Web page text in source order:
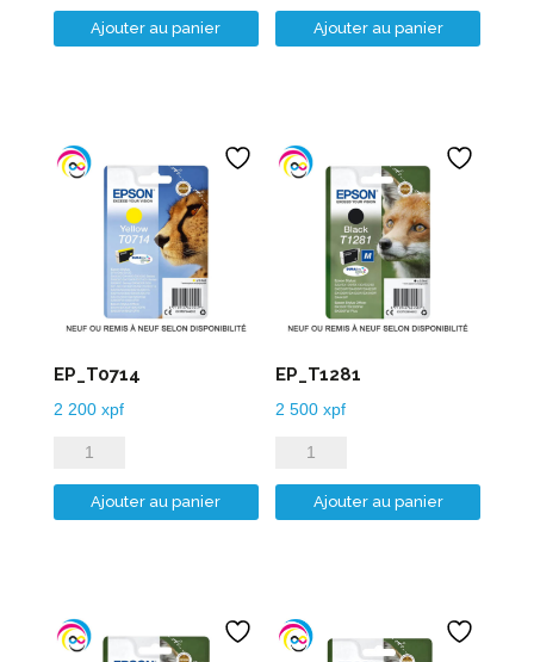
de
EP_T0712
Ajouter au panier
de
EP_T0713
Ajouter au panier
EP_T0714
2 200 xpf
quantité
de
EP_T0714
Ajouter au panier
EP_T1281
2 500xpf
quantité
de
EP_T1281
Ajouter au panier